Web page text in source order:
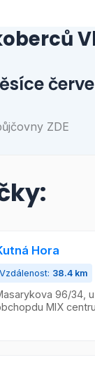
ZDE
Hora
Vzdálenost: 38.4 km
96/34,
MIX